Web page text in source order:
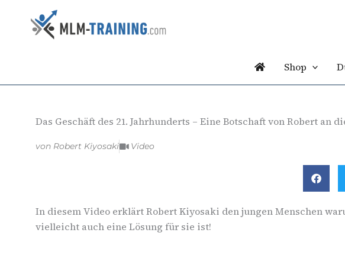
springen
springen
Shop
Das Geschäft des 21. Jahrhunderts – Eine Botschaft von Robert an
von Robert Kiyosaki Video
In diesem Video erklärt Robert Kiyosaki den jungen Menschen
vielleicht auch eine Lösung für sie ist!